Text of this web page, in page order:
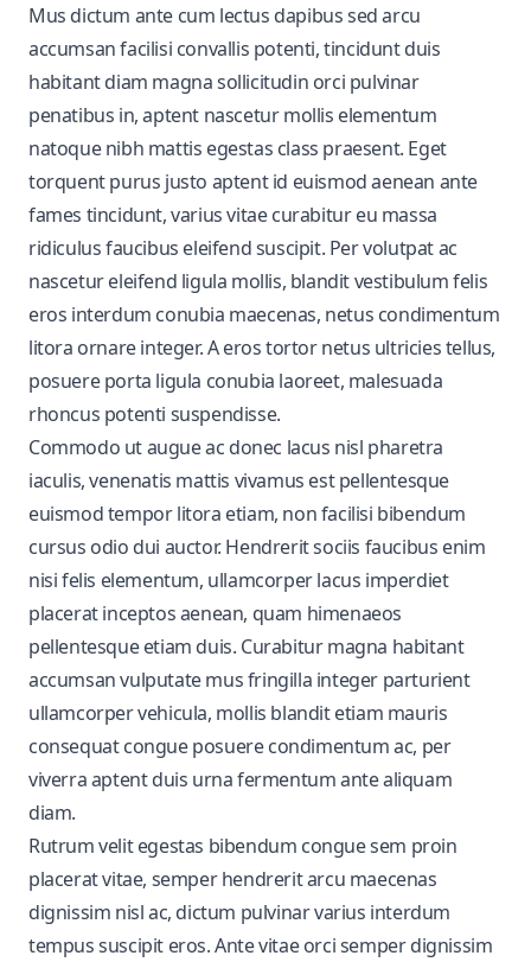
Mus dictum ante cum lectus dapibus sed arcu
accumsan facilisi convallis potenti, tincidunt duis
habitant diam magna sollicitudin orci pulvinar
penatibus in, aptent nascetur mollis elementum
natoque nibh mattis egestas class praesent. Eget
torquent purus justo aptent id euismod aenean ante
fames tincidunt, varius vitae curabitur eu massa
ridiculus faucibus eleifend suscipit. Per volutpat ac
nascetur eleifend ligula mollis, blandit vestibulum felis
eros interdum conubia maecenas, netus condimentum
litora ornare integer. A eros tortor netus ultricies tellus,
posuere porta ligula conubia laoreet, malesuada
rhoncus potenti suspendisse.
Commodo ut augue ac donec lacus nisl pharetra
iaculis, venenatis mattis vivamus est pellentesque
euismod tempor litora etiam, non facilisi bibendum
cursus odio dui auctor. Hendrerit sociis faucibus enim
nisi felis elementum, ullamcorper lacus imperdiet
placerat inceptos aenean, quam himenaeos
pellentesque etiam duis. Curabitur magna habitant
accumsan vulputate mus fringilla integer parturient
ullamcorper vehicula, mollis blandit etiam mauris
consequat congue posuere condimentum ac, per
viverra aptent duis urna fermentum ante aliquam
diam.
Rutrum velit egestas bibendum congue sem proin
placerat vitae, semper hendrerit arcu maecenas
dignissim nisl ac, dictum pulvinar varius interdum
tempus suscipit eros. Ante vitae orci semper dignissim